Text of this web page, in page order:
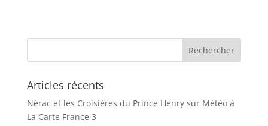
Articles récents
Nérac et les Croisières du Prince Henry sur Météo à
La Carte France 3